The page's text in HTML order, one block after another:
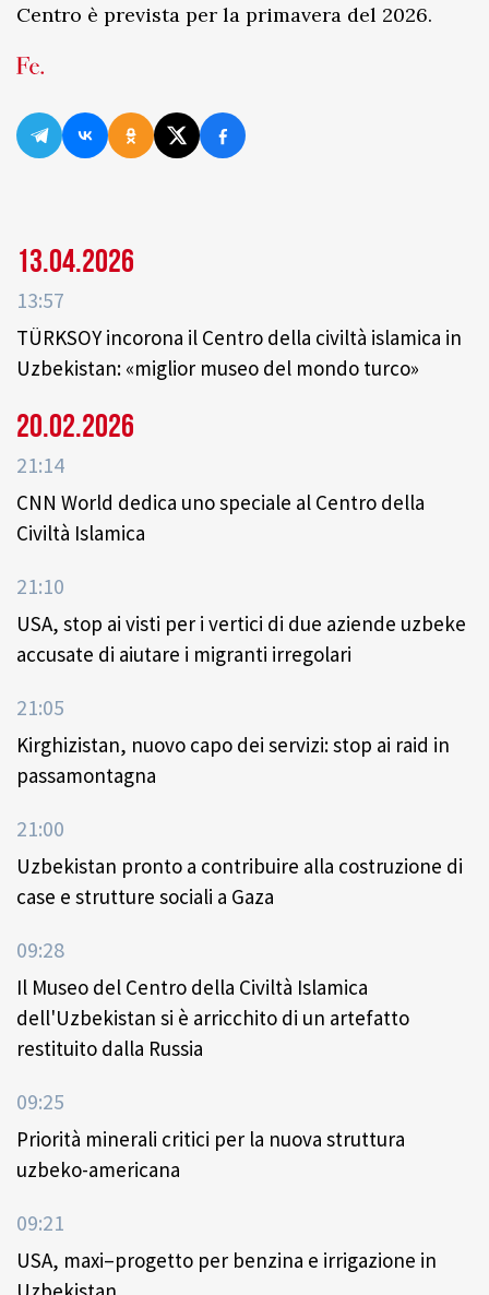
Centro è prevista per la primavera del 2026.
13.04.2026
13:57
TÜRKSOY incorona il Centro della civiltà islamica in
Uzbekistan: «miglior museo del mondo turco»
20.02.2026
21:14
CNN World dedica uno speciale al Centro della
Civiltà Islamica
21:10
USA, stop ai visti per i vertici di due aziende uzbeke
accusate di aiutare i migranti irregolari
21:05
Kirghizistan, nuovo capo dei servizi: stop ai raid in
passamontagna
21:00
Uzbekistan pronto a contribuire alla costruzione di
case e strutture sociali a Gaza
09:28
Il Museo del Centro della Civiltà Islamica
dell'Uzbekistan si è arricchito di un artefatto
restituito dalla Russia
09:25
Priorità minerali critici per la nuova struttura
uzbeko-americana
09:21
USA, maxi–progetto per benzina e irrigazione in